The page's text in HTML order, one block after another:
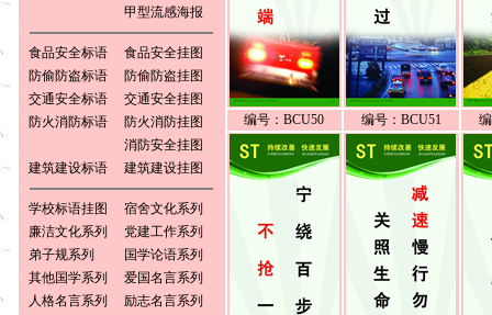
甲型流感海报
食品安全标语
食品安全挂图
防偷防盗标语
防偷防盗挂图
交通安全标语
交通安全挂图
防火消防标语
防火消防挂图
消防安全挂图
建筑建设标语
建筑建设挂图
学校标语挂图
宿舍文化系列
廉洁文化系列
党建工作系列
弟子规系列
国学论语系列
其他国学系列
爱国名言系列
人格名言系列
励志名言系列
编号：BCU50 编号：BCU51